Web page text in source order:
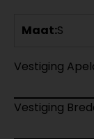
Maat:S
Vestiging
Vestiging